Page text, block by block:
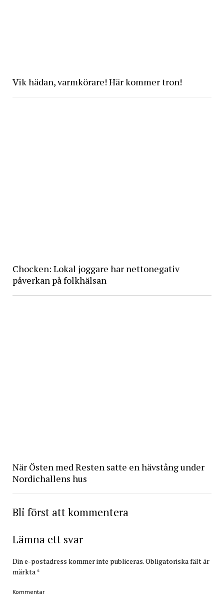
Vik hädan, varmkörare! Här kommer tron!
Chocken: Lokal joggare har nettonegativ
påverkan på folkhälsan
När Östen med Resten satte en hävstång under
Nordichallens hus
Bli först att kommentera
Lämna ett svar
Din e-postadress kommer inte publiceras.Obligatoriska fält är
märkta*
Kommentar